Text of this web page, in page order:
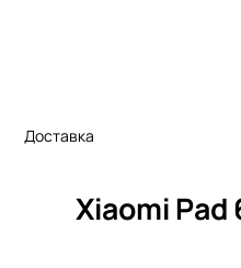
Доставка
Xiaomi Pad